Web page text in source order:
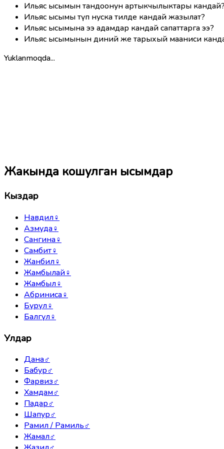
Ильяс ысымын тандоонун артыкчылыктары
Ильяс ысымы түп нуска тилде кандай жазылат?
Ильяс ысымына ээ адамдар кандай сапаттарга ээ?
Ильяс ысымынын диний же тарыхый мааниси
Yuklanmoqda...
Жакында кошулган ысымдар
Кыздар
Навдил♀
Азмуда♀
Сангина♀
Самбит♀
Жанбил♀
Жамбылай♀
Жамбыл♀
Абриниса♀
Бурул♀
Балгүл♀
Улдар
Дана♂
Бабур♂
Фарвиз♂
Хамдам♂
Падар♂
Шапур♂
Рамил / Рамиль♂
Жамал♂